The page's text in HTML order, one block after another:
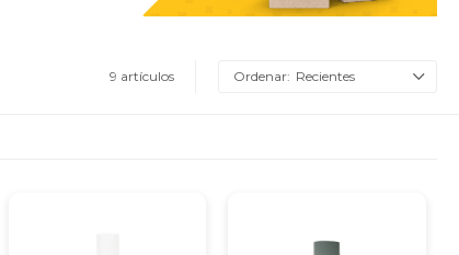
9 artículos Recientes